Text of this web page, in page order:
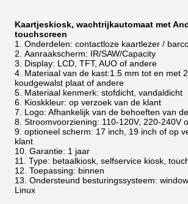
Kaartjeskiosk, wachtrijkautomaat met
touchscreen
Onderdelen: contactloze kaartlezer /
Aanraakscherm: IR/SAW/Capacity
Display: LCD, TFT, AUO of andere
Materiaal van de kast:1.5 mm tot en met
koudgewalst plaat of andere
Materiaal kenmerk: stofdicht, vandaldicht
Kioskkleur: op verzoek van de klant
Logo: Afhankelijk van de behoeften van
Stroomvoorziening: 110-120V, 220-240V
optioneel scherm: 17 inch, 19 inch of op
klant
Garantie: 1 jaar
Type: betaalkiosk, selfservice kiosk,
Toepassing: binnen
Ondersteund besturingssysteem:
Linux